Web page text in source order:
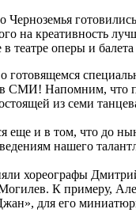
на креативность
театре оперы и
готовящемся
СМИ! Напомним, что
из семи
еще и в том, что до
нашего
хореографы
К примеру,
для его